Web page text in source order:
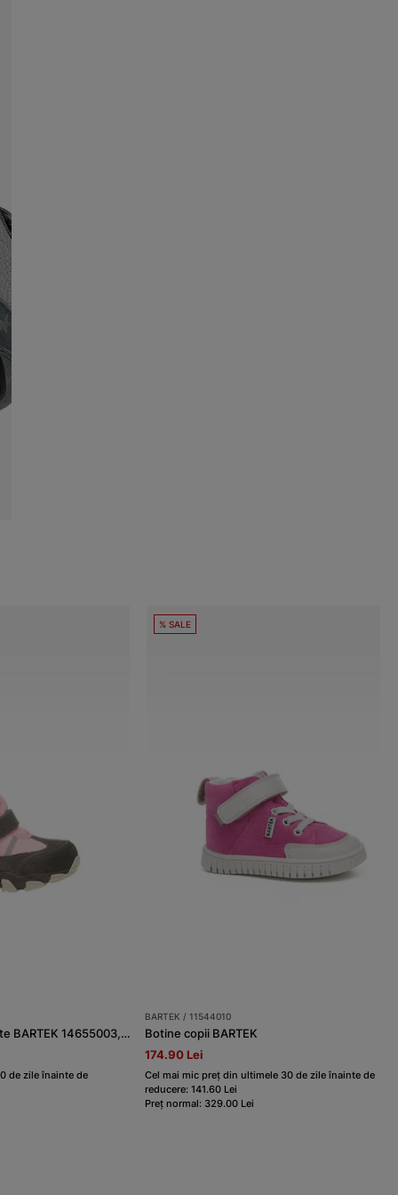
Ghete îmblănite pentru fete BARTEK 14655003, gri-roz
de zile înainte de
% SALE
BARTEK / 11544010
Botine copii BARTEK
174.90 Lei
Cel mai mic preț din ultimele 30 de zile înainte de
reducere: 141.60 Lei
Preț normal: 329.00 Lei